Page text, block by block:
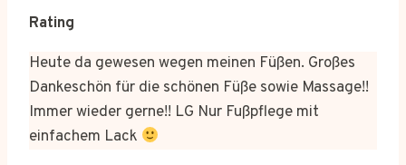
Rating
Heute da gewesen wegen meinen Füßen. Großes
Dankeschön für die schönen Füße sowie Massage!!
Immer wieder gerne!! LG Nur Fußpflege mit
einfachem Lack